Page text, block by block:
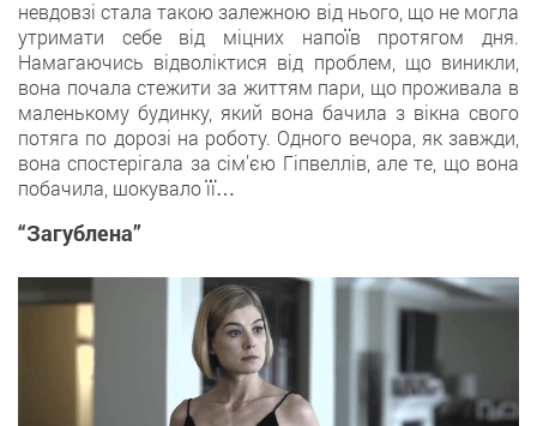
невдовзі стала такою залежною від нього, що не могла
утримати себе від міцних напоїв протягом дня.
Намагаючись відволіктися від проблем, що виникли,
вона почала стежити за життям пари, що проживала в
маленькому будинку, який вона бачила з вікна свого
потяга по дорозі на роботу. Одного вечора, як завжди,
вона спостерігала за сім’єю Гіпвеллів, але те, що вона
побачила, шокувало її…
“Загублена”